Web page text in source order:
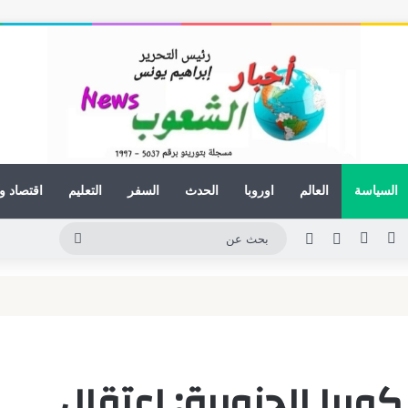
السياسة العالم اوروبا الحدث السفر التعليم اقتصاد
لينكدإنيوتيوب انستقراممقال عشوائي
الوضع المظلم